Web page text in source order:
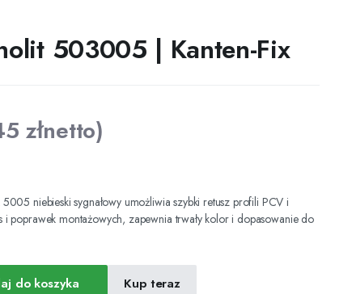
503005 | Kanten-Fix
złnetto)
niebieski sygnałowy umożliwia szybki retusz profili PCV i
i poprawek montażowych, zapewnia trwały kolor i dopasowanie do
do koszyka Kup teraz